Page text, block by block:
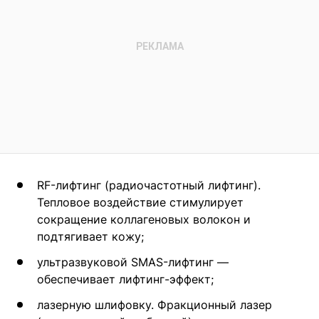
RF-лифтинг (радиочастотный лифтинг).
Тепловое воздействие стимулирует
сокращение коллагеновых волокон и
подтягивает кожу;
ультразвуковой SMAS-лифтинг —
обеспечивает лифтинг-эффект;
лазерную шлифовку. Фракционный лазер